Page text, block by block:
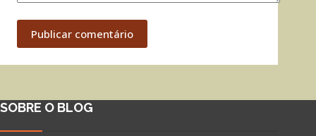
Publicar comentário
SOBRE O BLOG